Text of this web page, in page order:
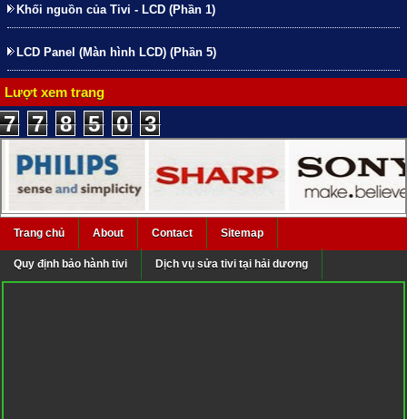
Khối nguồn của Tivi - LCD (Phần 1)
LCD Panel (Màn hình LCD) (Phần 5)
Lượt xem trang
7 7 8 5 0 3
Trang chủ About Contact Sitemap
Quy định bảo hành tivi Dịch vụ sửa tivi tại hải dương